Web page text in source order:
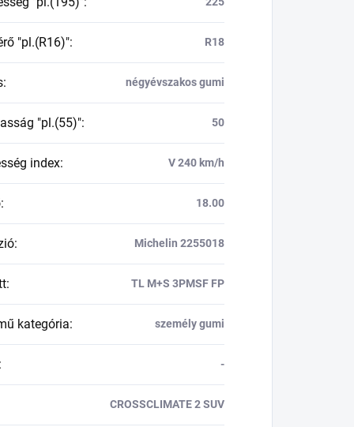
"pl.(R16)": R18
: négyévszakos gumi
"pl.(55)": 50
index: V 240 km/h
: 18.00
: Michelin 2255018
: TL M+S 3PMSF FP
kategória: személy gumi
-
CROSSCLIMATE 2 SUV